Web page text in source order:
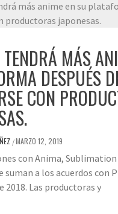
TENDRÁ MÁS
DESPUÉS
CON
/MARZO 12, 2019
con Anima, Sublimation
suman a los acuerdos con
2018. Las productoras y